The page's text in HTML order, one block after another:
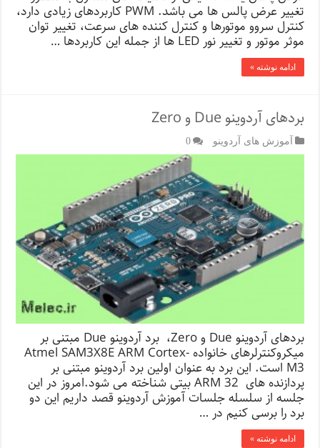
تغییر عرض پالس ها می باشد. PWM کاربردهای زیادی دارد،
کنترل سروو موتورها و کنترل کننده های سرعت، تغییر توان
موثر موتور و تغییر نور LED ها از جمله این کاربردها …
ادامه نوشته »
بردهای آردوینو Due و Zero
آموزش های آردوینو 0
بردهای آردوینو Due و Zero، برد آردوینو Due مبتنی بر
میکروکنترلرهای خانواده Atmel SAM3X8E ARM Cortex-
M3 است. این برد به عنوان اولین برد آردوینو مبتنی بر
پردازنده های ARM 32 بیتی شناخته می شود.امروز در این
جلسه از سلسله جلسات آموزش آردوینو قصد داریم این دو
برد را برسی کنیم در …
ادامه نوشته »